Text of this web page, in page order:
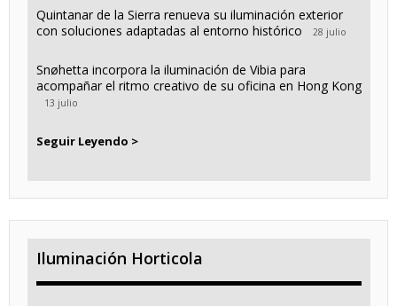
Quintanar de la Sierra renueva su iluminación exterior
con soluciones adaptadas al entorno histórico
28 julio
Snøhetta incorpora la iluminación de Vibia para
acompañar el ritmo creativo de su oficina en Hong Kong
13 julio
Seguir Leyendo >
Iluminación Horticola